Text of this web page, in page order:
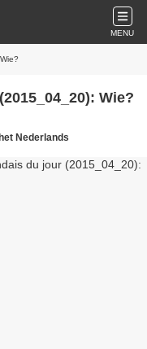
MENU
Wie?
Nederlands